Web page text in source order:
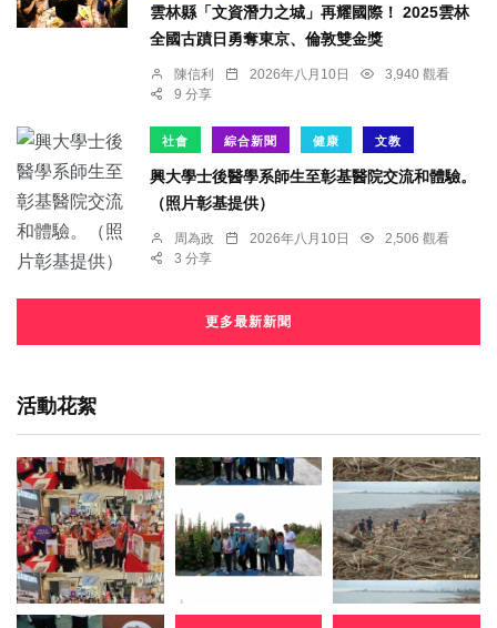
雲林縣「文資潛力之城」再耀國際！ 2025雲林
全國古蹟日勇奪東京、倫敦雙金獎
陳信利 2026年八月10日
3,940 觀看
9 分享
社會 綜合新聞 健康 文教
興大學士後醫學系師生至彰基醫院交流和體驗。
（照片彰基提供）
周為政 2026年八月10日
2,506 觀看
3 分享
更多最新新聞
活動花絮